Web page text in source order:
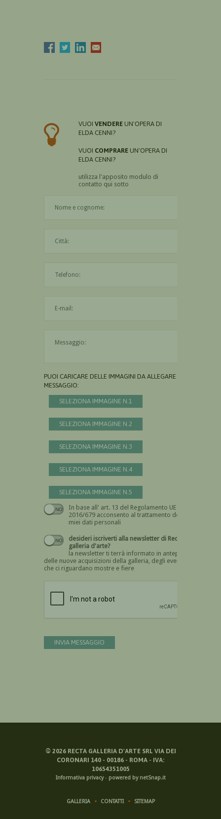
VUOI VENDERE UN'OPERA DI
ELDA CENNI?
VUOI COMPRARE UN'OPERA DI
ELDA CENNI?
utilizza l'apposito modulo di
contatto qui sotto
PUOI CARICARE DELLE IMMAGINI DA ALLEGARE AL
MESSAGGIO:
SELEZIONA IMMAGINE N.1
SELEZIONA IMMAGINE N.2
SELEZIONA IMMAGINE N.3
SELEZIONA IMMAGINE N.4
SELEZIONA IMMAGINE N.5
In base all' art. 13 del Regolamento UE n.
2016/679 acconsento al trattamento dei
miei dati personali
Devi dare il consenso
desideri iscriverti alla newsletter di Recta
galleria d'arte?
la newsletter ti terrà informato in anteprima
delle nuove acquisizioni della galleria, degli eventi
che ci riguardano mostre e fiere
INVIA MESSAGGIO
© 2026RECTA GALLERIA D'ARTE SRL VIA DEI
CORONARI 140 - 00186 - ROMA - IVA:
10654351005
Informativa privacy- powered by netSnap.it
GALLERIA CONTATTI SITEMAP